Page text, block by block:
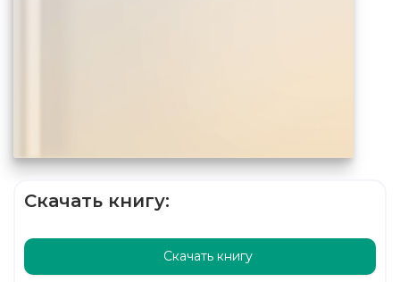
Скачать книгу:
Скачать книгу